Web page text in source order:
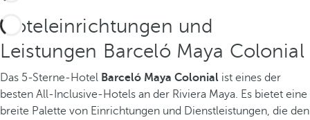
Hoteleinrichtungen und
Leistungen Barceló Maya Colonial
Das 5-Sterne-Hotel Barceló Maya Colonial ist eines der
besten All-Inclusive-Hotels an der Riviera Maya. Es bietet eine
breite Palette von Einrichtungen und Dienstleistungen, die den